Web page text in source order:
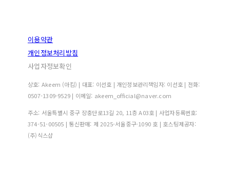
이용약관
개인정보처리방침
사업자정보확인
상호: Akeem (아킴) | 대표: 이선호 | 개인정보관리책임자: 이선호 | 전화:
0507-1309-9529 | 이메일: akeem_official@naver.com
주소: 서울특별시 중구 장충단로13길 20, 11층 A03호 | 사업자등록번호:
374-51-00505 | 통신판매: 제 2025-서울중구-1090 호 | 호스팅제공자:
(주)식스샵